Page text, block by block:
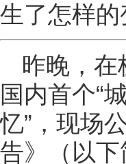
生了怎样的
昨晚，在
国内首个“
忆”，现场
告》（以下